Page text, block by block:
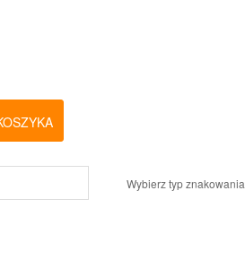
Wybierz typ znakowania